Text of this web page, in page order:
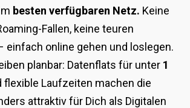
besten verfügbaren Netz. Keine
Fallen, keine teuren
einfach online gehen und loslegen.
planbar: Datenflats für unter 1
flexible Laufzeiten machen die
attraktiv für Dich als Digitalen